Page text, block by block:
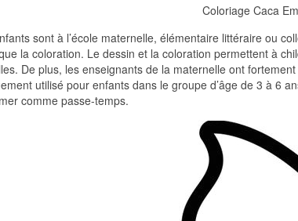
Coloriage Caca
sont à l’école maternelle, élémentaire littéraire ou
la coloration. Le dessin et la coloration permettent à
De plus, les enseignants de la maternelle ont
utilisé pour enfants dans le groupe d’âge de 3 à 6
comme passe-temps.